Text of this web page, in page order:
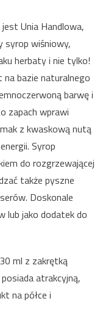
Unia Handlowa,
syrop wiśniowy,
herbaty i nie tylko!
bazie naturalnego
barwę i
zapach wprawi
z kwaskową nutą
Syrop
do rozgrzewającej
także pyszne
Doskonale
lub jako dodatek do
ml z zakrętką
atrakcyjną,
na półce i